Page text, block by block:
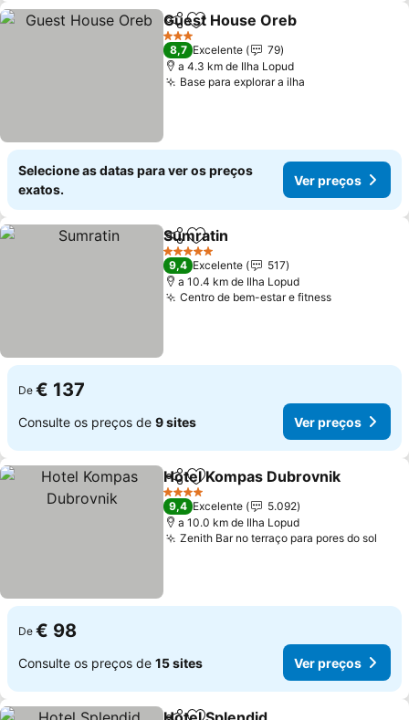
PartilharAdicionar aos favoritos
Guest House Oreb
3 Estrelas
8,7 Excelente
79
a 4.3 km de Ilha Lopud
Base para explorar a ilha
Selecione as datas para ver os preços
exatos.
Ver preços
PartilharAdicionar aos favoritos
Sumratin
5 Estrelas
9,4 Excelente
517
a 10.4 km de Ilha Lopud
Centro de bem-estar e fitness
De € 137
Consulte os preços de 9 sites Ver preços
PartilharAdicionar aos favoritos
Hotel Kompas Dubrovnik
4 Estrelas
9,4 Excelente
5.092
a 10.0 km de Ilha Lopud
Zenith Bar no terraço para pores do sol
De € 98
Consulte os preços de 15 sites Ver preços